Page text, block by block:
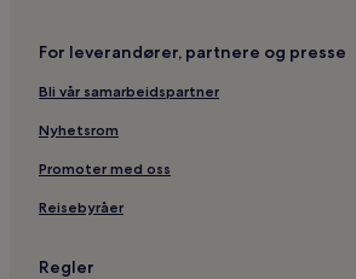
For leverandører, partnere og presse
Bli vår samarbeidspartner
Nyhetsrom
Promoter med oss
Reisebyråer
Regler